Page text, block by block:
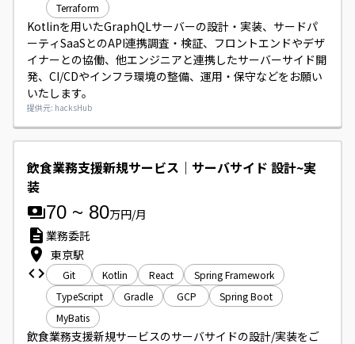
Terraform
Kotlinを用いたGraphQLサーバーの設計・実装、サードパ
ーティSaaSとのAPI連携調査・検証、フロントエンドやデザ
イナーとの協働、他エンジニアと連携したサーバーサイド開
発、CI/CDやインフラ環境の整備、運用・保守などをお願い
いたします。
提供元: hacksHub
飲食業務支援新規サービス｜サーバサイド 設計~実
装
70 ~ 80万円/月
業務委託
東京駅
Git Kotlin React
Spring Framework
TypeScript
Gradle GCP
Spring Boot
MyBatis
飲食業務支援新規サービスのサーバサイドの設計/実装をご